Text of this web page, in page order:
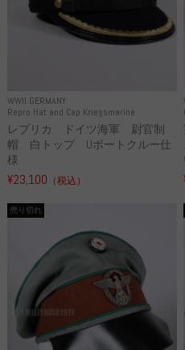
WWII GERMANY
Repro Hat and Cap Kriegsmarine
レプリカ ドイツ海軍 尉官制
帽 白トップ Uボートクルー仕
様
¥23,100 （税込）
売り切れ